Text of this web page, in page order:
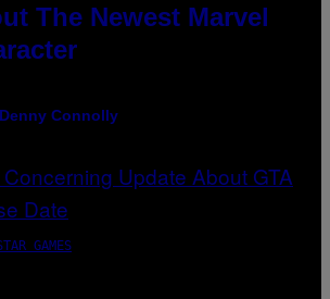
The Newest Marvel
Denny Connolly
GAMES